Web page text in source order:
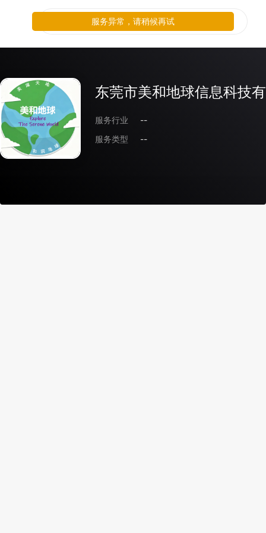
东莞市美和地球信息科技
服务行业
--
服务类型
--
服务异常，请稍候再试